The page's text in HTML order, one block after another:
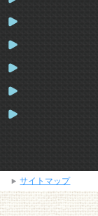
サイトマップ